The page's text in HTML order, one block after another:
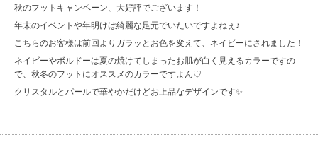
秋のフットキャンペーン、大好評でございます！
年末のイベントや年明けは綺麗な足元でいたいですよねぇ♪
こちらのお客様は前回よりガラッとお色を変えて、ネイビーにされました！
ネイビーやボルドーは夏の焼けてしまったお肌が白く見えるカラーですの
で、秋冬のフットにオススメのカラーですよん♡
クリスタルとパールで華やかだけどお上品なデザインです✨